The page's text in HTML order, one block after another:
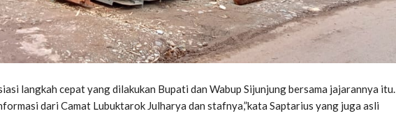
langkah cepat yang dilakukan Bupati dan Wabup Sijunjung bersama jajarannya itu.
dari Camat Lubuktarok Julharya dan stafnya,”kata Saptarius yang juga asli